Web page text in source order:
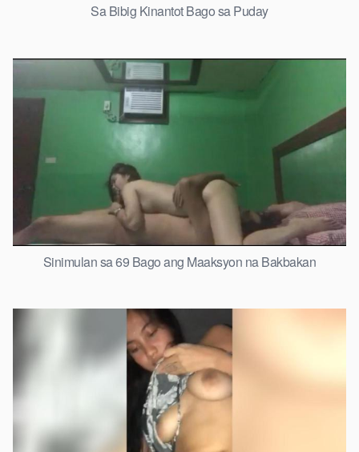
Sa Bibig Kinantot Bago sa Puday
Sinimulan sa 69 Bago ang Maaksyon na Bakbakan